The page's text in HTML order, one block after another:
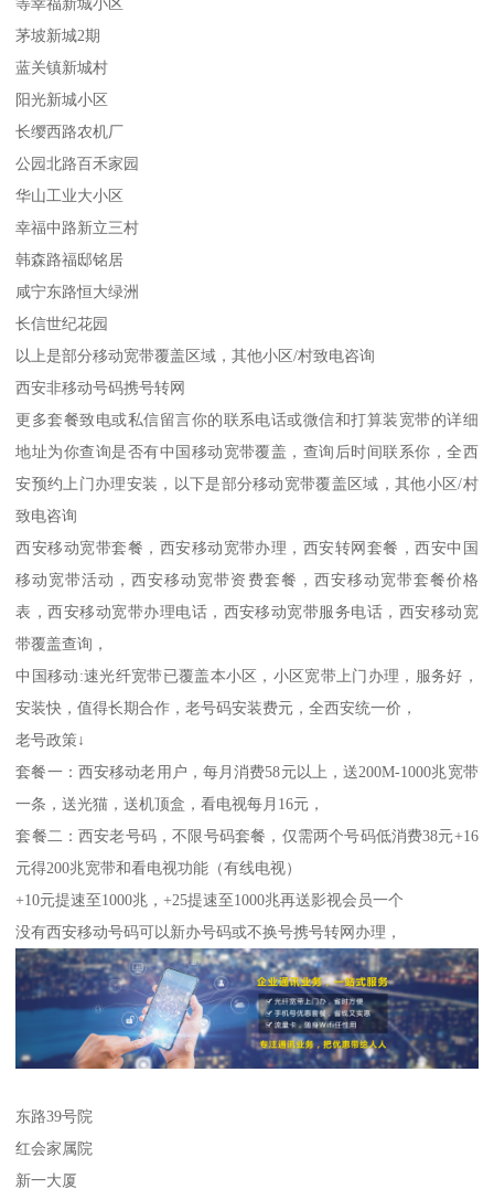
等幸福新城小区
茅坡新城2期
蓝关镇新城村
阳光新城小区
长缨西路农机厂
公园北路百禾家园
华山工业大小区
幸福中路新立三村
韩森路福邸铭居
咸宁东路恒大绿洲
长信世纪花园
以上是部分移动宽带覆盖区域，其他小区/村致电咨询
西安非移动号码携号转网
更多套餐致电或私信留言你的联系电话或微信和打算装宽带的详细
地址为你查询是否有中国移动宽带覆盖，查询后时间联系你，全西
安预约上门办理安装，以下是部分移动宽带覆盖区域，其他小区/村
致电咨询
西安移动宽带套餐，西安移动宽带办理，西安转网套餐，西安中国
移动宽带活动，西安移动宽带资费套餐，西安移动宽带套餐价格
表，西安移动宽带办理电话，西安移动宽带服务电话，西安移动宽
带覆盖查询，
中国移动:速光纤宽带已覆盖本小区，小区宽带上门办理，服务好，
安装快，值得长期合作，老号码安装费元，全西安统一价，
老号政策↓
套餐一：西安移动老用户，每月消费58元以上，送200M-1000兆宽带
一条，送光猫，送机顶盒，看电视每月16元，
套餐二：西安老号码，不限号码套餐，仅需两个号码低消费38元+16
元得200兆宽带和看电视功能（有线电视）
+10元提速至1000兆，+25提速至1000兆再送影视会员一个
没有西安移动号码可以新办号码或不换号携号转网办理，
东路39号院
红会家属院
新一大厦